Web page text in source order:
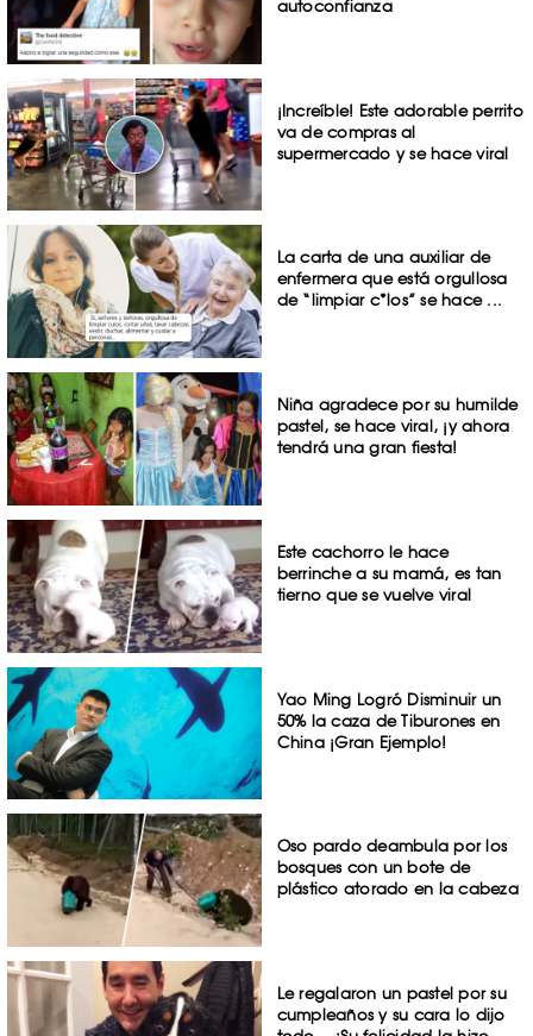
autoconfianza
¡Increíble! Este adorable perrito
va de compras al
supermercado y se hace viral
La carta de una auxiliar de
enfermera que está orgullosa
de “limpiar c*los” se hace ...
Niña agradece por su humilde
pastel, se hace viral, ¡y ahora
tendrá una gran fiesta!
Este cachorro le hace
berrinche a su mamá, es tan
tierno que se vuelve viral
Yao Ming Logró Disminuir un
50% la caza de Tiburones en
China ¡Gran Ejemplo!
Oso pardo deambula por los
bosques con un bote de
plástico atorado en la cabeza
Le regalaron un pastel por su
cumpleaños y su cara lo dijo